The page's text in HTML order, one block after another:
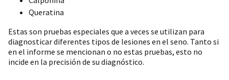
Queratina
Estas son pruebas especiales que a veces se utilizan para
diagnosticar diferentes tipos de lesiones en el seno. Tanto si
en el informe se mencionan o no estas pruebas, esto no
incide en la precisión de su diagnóstico.